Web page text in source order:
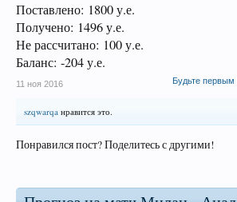
Поставлено: 1800 у.е.
Получено: 1496 у.е.
Не рассчитано: 100 у.е.
Баланс: -204 у.е.
Будьте первым
11 ноя 2016
szqwarqa нравится это.
Понравился пост? Поделитесь с другими!